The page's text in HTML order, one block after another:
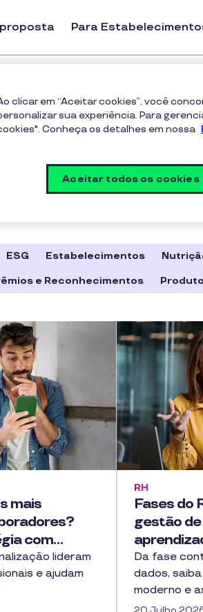
proposta Para
ESG Estabelecimentos
e Reconhecimentos
mais
com…
lideram
e ajudam
Fases do
gestão
RH
Da fase
dados,
moderno e
clicar em “Aceitar cookies”, você
sua experiência. Para
Conheça os detalhes em nossa
Aceitar todos os cookies